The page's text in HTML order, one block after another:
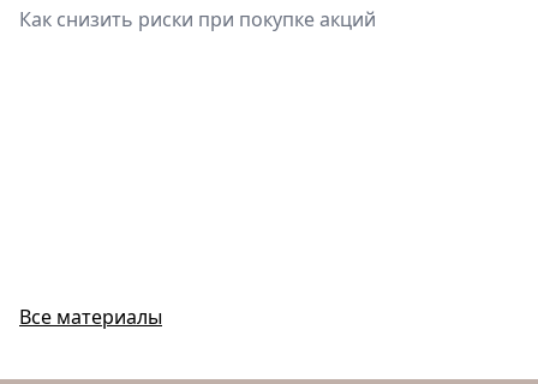
Как снизить риски при покупке акций
Все материалы